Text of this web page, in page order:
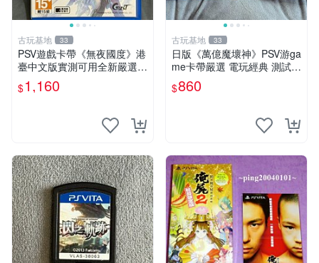
古玩基地 33
PSV遊戲卡帶《無夜國度》港
臺中文版實測可用全新嚴選成
色如圖可放心購買 無夜國度
PSV 港臺中文 游戲卡帶
$1,160
古玩基地 33
日版《萬億魔壞神》PSV游ga
me卡帶嚴選 電玩經典 測試正
常 完整遊戲內容 附贈未拆封
音樂CD 萬億魔壞神 PSV 游g
$860